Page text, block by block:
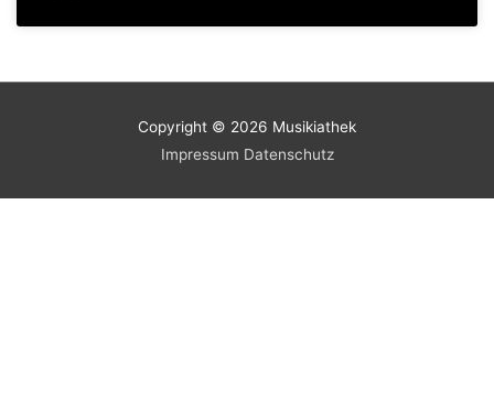
Copyright © 2026 Musikiathek
Impressum Datenschutz